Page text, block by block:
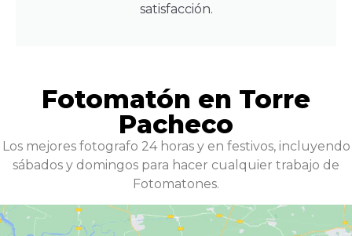
satisfacción.
Fotomatón en Torre
Pacheco
Los mejores fotografo 24 horas y en festivos, incluyendo
sábados y domingos para hacer cualquier trabajo de
Fotomatones.